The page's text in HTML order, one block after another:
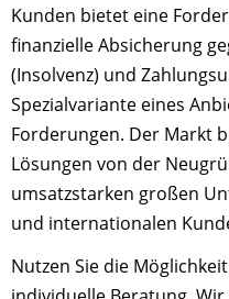
Kunden bietet eine
finanzielle Absicherung
(Insolvenz) und
Spezialvariante eines
Forderungen. Der Markt
Lösungen von der
umsatzstarken großen
und internationalen
Nutzen Sie die